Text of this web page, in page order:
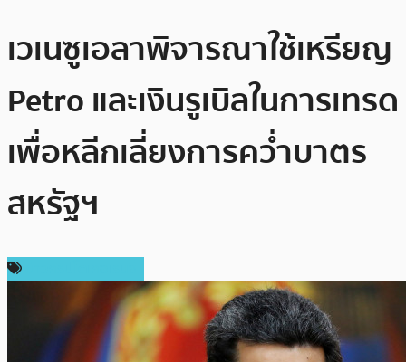
เวเนซูเอลาพิจารณาใช้เหรียญ
Petro และเงินรูเบิลในการเทรด
เพื่อหลีกเลี่ยงการคว่ำบาตร
สหรัฐฯ